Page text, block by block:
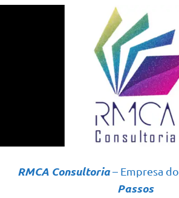
RMCA Consultoria– Empresa do
Passos